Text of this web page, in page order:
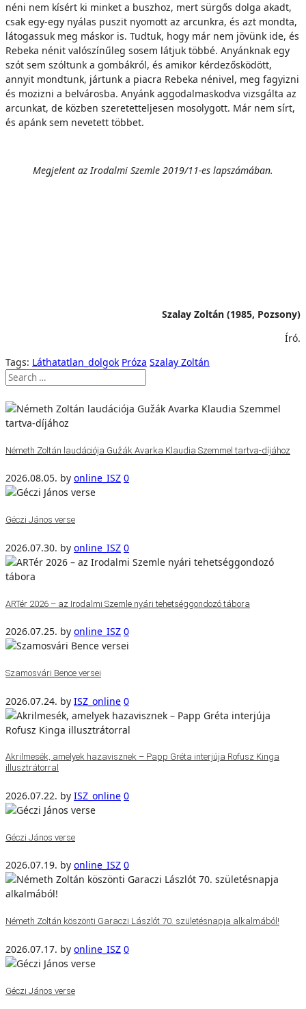
Megjelent az Irodalmi Szemle 2019/11-es lapszámában.
Szalay Zoltán (1985, Pozsony)
Író.
Tags: Láthatatlan_dolgok Próza Szalay Zoltán
Németh Zoltán laudációja Gužák Avarka Klaudia Szemmel tartva-díjához
2026.08.05. by online_ISZ 0
Géczi János verse
2026.07.30. by online_ISZ 0
ARTér 2026 – az Irodalmi Szemle nyári tehetséggondozó tábora
2026.07.25. by online_ISZ 0
Szamosvári Bence versei
2026.07.24. by ISZ_online 0
Akrilmesék, amelyek hazavisznek – Papp Gréta interjúja Rofusz Kinga
illusztrátorral
2026.07.22. by ISZ_online 0
Géczi János verse
2026.07.19. by online_ISZ 0
Németh Zoltán köszönti Garaczi Lászlót 70. születésnapja alkalmából!
2026.07.17. by online_ISZ 0
Géczi János verse